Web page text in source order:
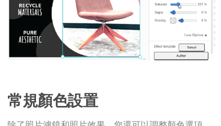
常規顏色設置